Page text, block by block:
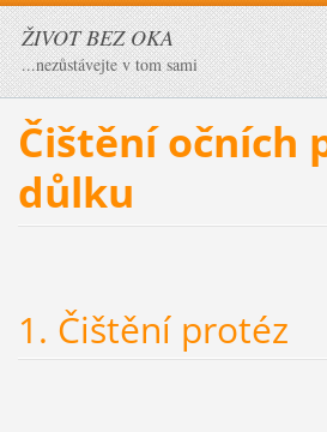
ŽIVOT BEZ OKA
...nezůstávejte v tom sami
Čištění očních
důlku
1. Čištění protéz